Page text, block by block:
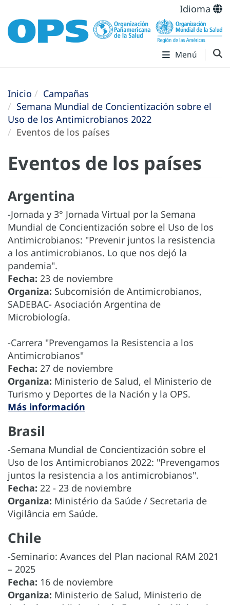
Idioma
Menú
Inicio
Campañas
Semana Mundial de Concientización sobre el
Uso de los Antimicrobianos 2022
Eventos de los países
Eventos de los países
Argentina
-Jornada y 3° Jornada Virtual por la Semana
Mundial de Concientización sobre el Uso de los
Antimicrobianos: "Prevenir juntos la resistencia
a los antimicrobianos. Lo que nos dejó la
pandemia".
Fecha: 23 de noviembre
Organiza: Subcomisión de Antimicrobianos,
SADEBAC- Asociación Argentina de
Microbiología.
-Carrera "Prevengamos la Resistencia a los
Antimicrobianos"
Fecha: 27 de noviembre
Organiza: Ministerio de Salud, el Ministerio de
Turismo y Deportes de la Nación y la OPS.
Más información
Brasil
-Semana Mundial de Concientización sobre el
Uso de los Antimicrobianos 2022: "Prevengamos
juntos la resistencia a los antimicrobianos".
Fecha: 22 - 23 de noviembre
Organiza: Ministério da Saúde / Secretaria de
Vigilância em Saúde.
Chile
-Seminario: Avances del Plan nacional RAM 2021
– 2025
Fecha: 16 de noviembre
Organiza: Ministerio de Salud, Ministerio de